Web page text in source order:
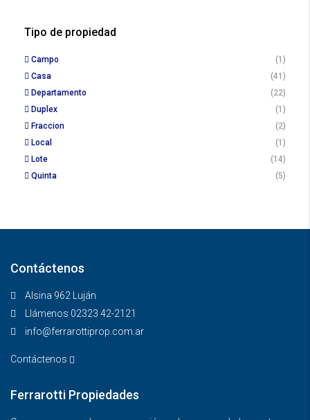
Tipo de propiedad
Campo
(1)
Casa
(41)
Departamento
(22)
Duplex
(1)
Fraccion
(2)
Local
(1)
Lote
(14)
Quinta
(5)
Contáctenos
Alsina 962 Luján
Llámenos 02323 42-2121
info@ferrarottiprop.com.ar
Contáctenos
Ferrarotti Propiedades